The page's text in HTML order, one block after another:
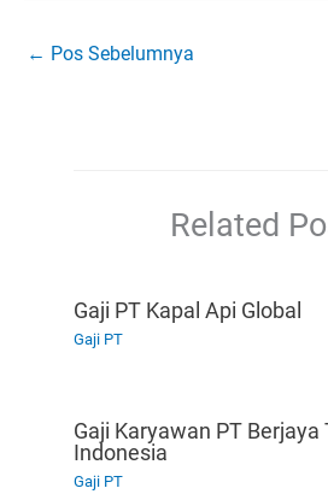
← Pos Sebelumnya
Related
Gaji PT Kapal Api Global
Gaji PT
Gaji Karyawan PT Berjaya
Indonesia
Gaji PT